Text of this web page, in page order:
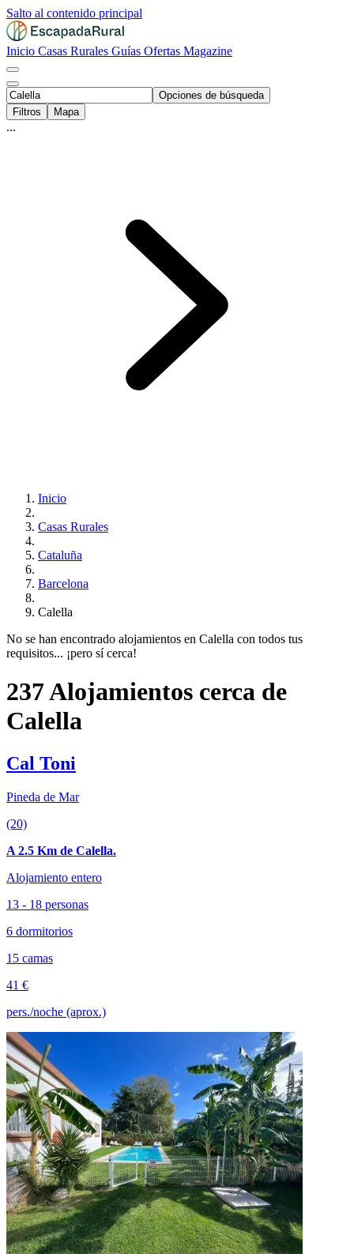
Salto al contenido principal
Inicio Casas Rurales Guías Ofertas Magazine
Opciones de búsqueda
Filtros
Mapa
...
Inicio
Casas Rurales
Cataluña
Barcelona
Calella
No se han encontrado alojamientos en Calella con todos tus
requisitos... ¡pero sí cerca!
237 Alojamientos cerca de
Calella
Cal Toni
Pineda de Mar
(20)
A 2.5 Km de Calella.
Alojamiento entero
13 - 18 personas
6 dormitorios
15 camas
41 €
pers./noche (aprox.)